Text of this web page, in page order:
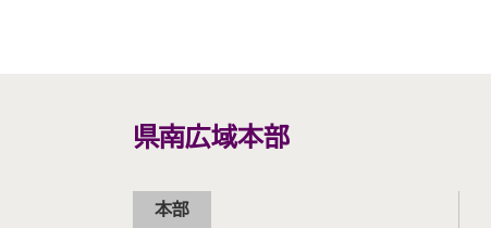
県南広域本部
本部